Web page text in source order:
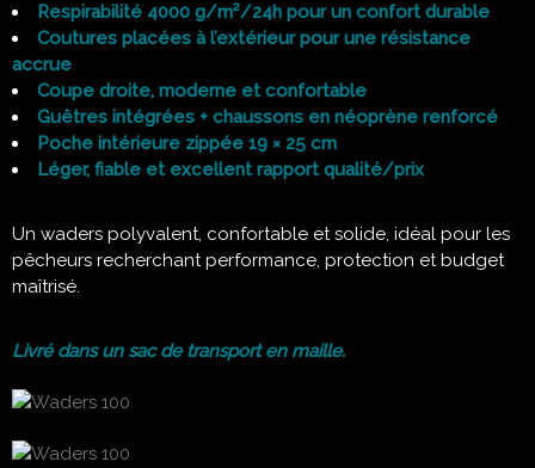
Respirabilité 4000 g/m²/24h pour un confort durable
Coutures placées à l’extérieur pour une résistance
accrue
Coupe droite, moderne et confortable
Guêtres intégrées + chaussons en néoprène renforcé
Poche intérieure zippée 19 × 25 cm
Léger, fiable et excellent rapport qualité/prix
Un waders polyvalent, confortable et solide, idéal pour les
pêcheurs recherchant performance, protection et budget
maîtrisé.
Livré dans un sac de transport en maille.